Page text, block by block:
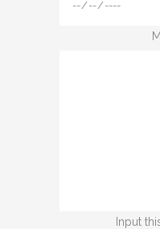
Input